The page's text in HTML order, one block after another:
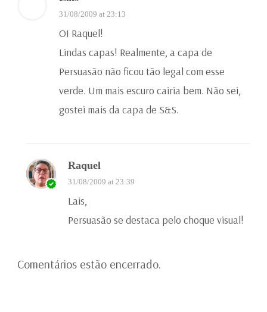
31/08/2009 at 23:13
OI Raquel!
Lindas capas! Realmente, a capa de
Persuasão não ficou tão legal com esse
verde. Um mais escuro cairia bem. Não sei,
gostei mais da capa de S&S.
Raquel
31/08/2009 at 23:39
Lais,
Persuasão se destaca pelo choque visual!
Comentários estão encerrado.